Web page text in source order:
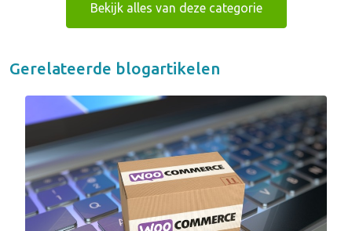
Bekijk alles van deze categorie
Gerelateerde blogartikelen